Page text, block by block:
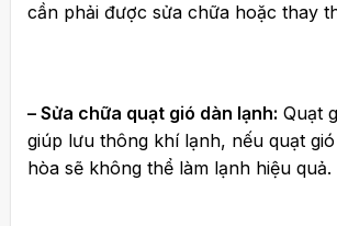
cần phải được sửa chữa hoặc thay
– Sửa chữa quạt gió dàn lạnh: Quạt
giúp lưu thông khí lạnh, nếu quạt
hòa sẽ không thể làm lạnh hiệu quả.